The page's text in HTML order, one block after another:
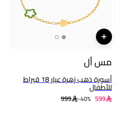
مس أل
أسورة ذهب زهرة عيار 18 قيراط
للأطفال
999 40%- 599